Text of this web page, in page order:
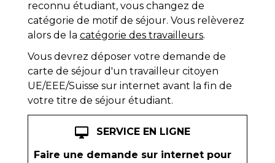
reconnu étudiant, vous changez de
catégorie de motif de séjour. Vous relèverez
alors de la catégorie des travailleurs.
Vous devrez déposer votre demande de
carte de séjour d'un travailleur citoyen
UE/EEE/Suisse sur internet avant la fin de
votre titre de séjour étudiant.
desktop_mac
SERVICE EN LIGNE
Faire une demande sur internet pour